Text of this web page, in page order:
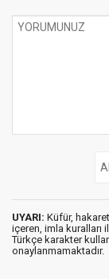
UYARI: Küfür,
içeren, imla kuralları
Türkçe karakter
onaylanmamaktadır.